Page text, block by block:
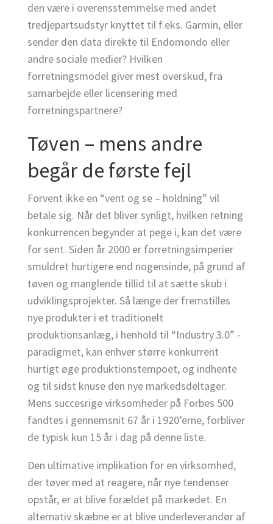
den være i overensstemmelse med andet
tredjepartsudstyr knyttet til f.eks. Garmin, eller
sender den data direkte til Endomondo eller
andre sociale medier? Hvilken
forretningsmodel giver mest overskud, fra
samarbejde eller licensering med
forretningspartnere?
Tøven – mens andre
begår de første fejl
Forvent ikke en “vent og se – holdning” vil
betale sig. Når det bliver synligt, hvilken retning
konkurrencen begynder at pege i, kan det være
for sent. Siden år 2000 er forretningsimperier
smuldret hurtigere end nogensinde, på grund af
tøven og manglende tillid til at sætte skub i
udviklingsprojekter. Så længe der fremstilles
nye produkter i et traditionelt
produktionsanlæg, i henhold til “Industry 3.0” -
paradigmet, kan enhver større konkurrent
hurtigt øge produktionstempoet, og indhente
og til sidst knuse den nye markedsdeltager.
Mens succesrige virksomheder på Forbes 500
fandtes i gennemsnit 67 år i 1920’erne, forbliver
de typisk kun 15 år i dag på denne liste.
Den ultimative implikation for en virksomhed,
der tøver med at reagere, når nye tendenser
opstår, er at blive forældet på markedet. En
alternativ skæbne er at blive underleverandør af